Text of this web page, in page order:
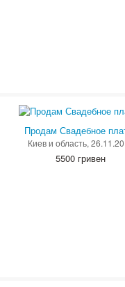
Продам Свадебное
Киев и область,
5500 гривен